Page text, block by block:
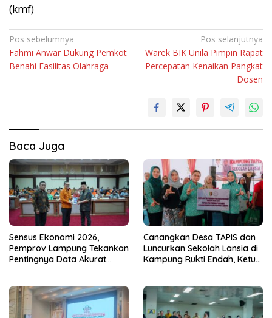
(kmf)
Navigasi
pos
Pos sebelumnya
Fahmi Anwar Dukung Pemkot
Benahi Fasilitas Olahraga
Pos selanjutnya
Warek BIK Unila Pimpin Rapat
Percepatan Kenaikan Pangkat
Dosen
Baca Juga
Sensus Ekonomi 2026,
Pemprov Lampung Tekankan
Pentingnya Data Akurat
Canangkan Desa TAPIS dan
Luncurkan Sekolah Lansia di
Kampung Rukti Endah, Ketua
dari Desa